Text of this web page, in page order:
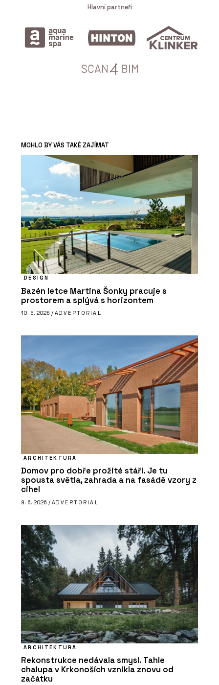
Hlavní partneři
MOHLO BY VÁS TAKÉ ZAJÍMAT
DESIGN
Bazén letce Martina Šonky pracuje s
prostorem a splývá s horizontem
10. 6. 2026 / ADVERTORIAL
ARCHITEKTURA
Domov pro dobře prožité stáří. Je tu
spousta světla, zahrada a na fasádě vzory z
cihel
9. 6. 2026 / ADVERTORIAL
ARCHITEKTURA
Rekonstrukce nedávala smysl. Tahle
chalupa v Krkonoších vznikla znovu od
začátku